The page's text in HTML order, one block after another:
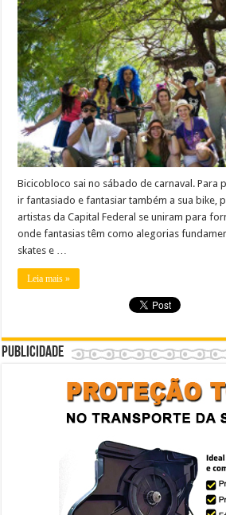
Bicicobloco sai no sábado de carnaval. Para
ir fantasiado e fantasiar também a sua bike,
artistas da Capital Federal se uniram para
onde fantasias têm como alegorias
skates e …
Leia mais »
Publicidade